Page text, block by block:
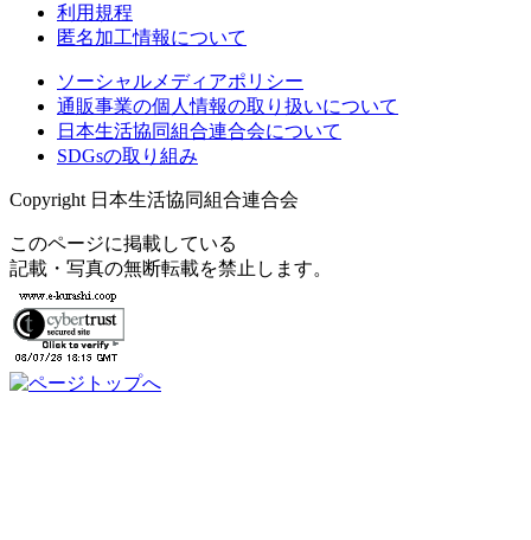
利用規程
匿名加工情報について
ソーシャルメディアポリシー
通販事業の個人情報の取り扱いについて
日本生活協同組合連合会について
SDGsの取り組み
Copyright 日本生活協同組合連合会
このページに掲載している
記載・写真の無断転載を禁止します。